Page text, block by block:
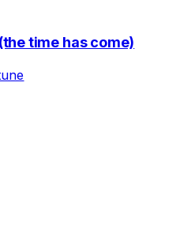
time has come)